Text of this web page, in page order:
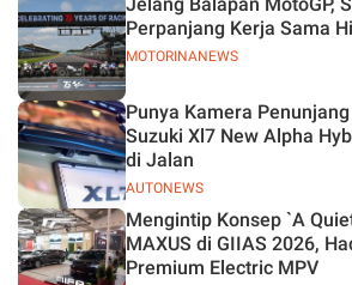
MOTORINANEWS
Perpanjang Kerja Sama
AUTONEWS
Punya Kamera
Suzuki Xl7 New Alpha
di Jalan
Mengintip Konsep `A
MAXUS di GIIAS 2026,
Premium Electric MPV